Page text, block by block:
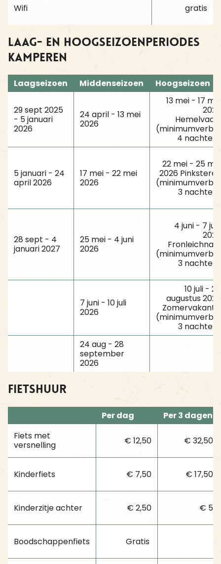
Wifi gratis
Laag- en hoogseizoenperiodes
kamperen
Laagseizoen Middenseizoen Hoogseizoen
29 sept 2025
- 5 januari
2026
24 april - 13 mei
2026
13 mei - 17 mei
2026
Hemelvaart
(minimumverblijf
4 nachten)
5 januari - 24
april 2026
17 mei - 22 mei
2026
22 mei - 25 mei
2026 Pinksteren
(minimumverblijf
3 nachten)
28 sept - 4
januari 2027
25 mei - 4 juni
2026
4 juni - 7 juni
2026
Fronleichnam
(minimumverblijf
3 nachten)
7 juni - 10 juli
2026
10 juli - 24
augustus 2026
Zomervakantie
(minimumverblijf
3 nachten)
24 aug - 28
september
2026
Fietshuur
Per dag
Per 3 dagen
Fiets met
versnelling
€ 12,50 € 32,50
Kinderfiets € 7,50 € 17,50
Kinderzitje achter € 2,50 € 5
Boodschappenfiets Gratis